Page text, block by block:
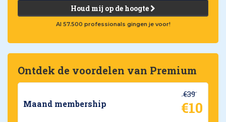
Houd mij op de hoogte
Al 57.500 professionals gingen je voor!
Ontdek de voordelen van Premium
Maand membership
€39
€10